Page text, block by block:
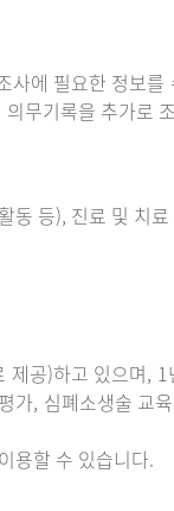
에 필요한 정보
무기록을 추가로
동 등), 진료 및 치
공)하고 있으며,
가, 심폐소생술 교
용할 수 있습니다.